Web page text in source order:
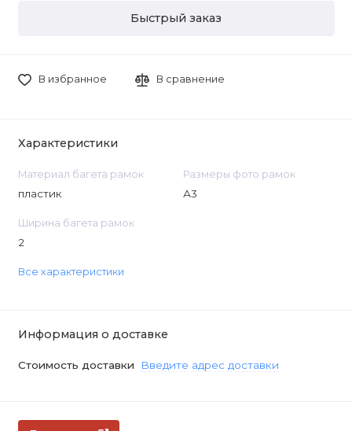
Быстрый заказ
В избранное В сравнение
Характеристики
Материал багета рамок
пластик
Размеры фото рамок
А3
Ширина багета рамок
2
Все характеристики
Информация о доставке
Стоимость доставки Введите адрес доставки